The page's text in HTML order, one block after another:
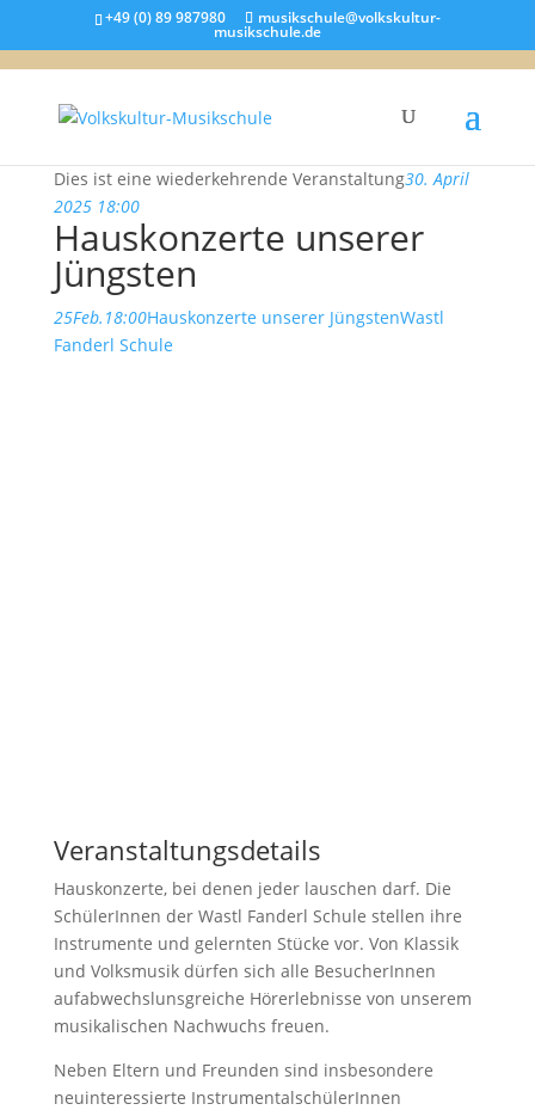
+49 (0) 89 987980 musikschule@volkskultur-
musikschule.de
Dies ist eine wiederkehrende Veranstaltung30. April
2025 18:00
Hauskonzerte unserer
Jüngsten
25Feb. 18:00Hauskonzerte unserer JüngstenWastl
Fanderl Schule
Veranstaltungsdetails
Hauskonzerte, bei denen jeder lauschen darf. Die
SchülerInnen der Wastl Fanderl Schule stellen ihre
Instrumente und gelernten Stücke vor. Von Klassik
und Volksmusik dürfen sich alle BesucherInnen
aufabwechslunsgreiche Hörerlebnisse von unserem
musikalischen Nachwuchs freuen.
Neben Eltern und Freunden sind insbesondere
neuinteressierte InstrumentalschülerInnen